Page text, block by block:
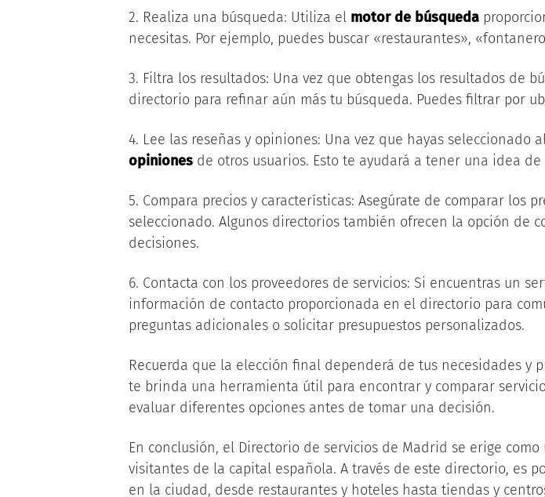
2. Realiza una búsqueda: Utiliza el motor de búsqueda
necesitas. Por ejemplo, puedes buscar «restaurantes»,
3. Filtra los resultados: Una vez que obtengas los resultados de
directorio para refinar aún más tu búsqueda. Puedes filtrar por
4. Lee las reseñas y opiniones: Una vez que hayas
opiniones de otros usuarios. Esto te ayudará a tener una idea
5. Compara precios y características: Asegúrate de comparar los
seleccionado. Algunos directorios también ofrecen la opción de
decisiones.
6. Contacta con los proveedores de servicios: Si encuentras un
información de contacto proporcionada en el directorio para
preguntas adicionales o solicitar presupuestos personalizados.
Recuerda que la elección final dependerá de tus necesidades y
te brinda una herramienta útil para encontrar y comparar
evaluar diferentes opciones antes de tomar una decisión.
En conclusión, el Directorio de servicios de Madrid se erige
visitantes de la capital española. A través de este directorio, es
en la ciudad, desde restaurantes y hoteles hasta tiendas y